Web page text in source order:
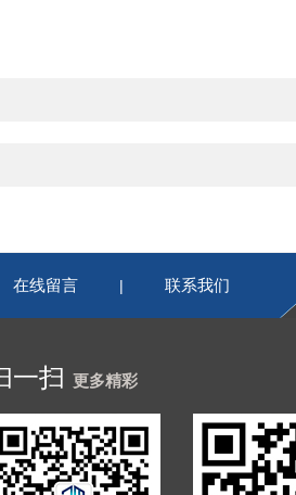
在线留言 | 联系我们
一扫 更多精彩